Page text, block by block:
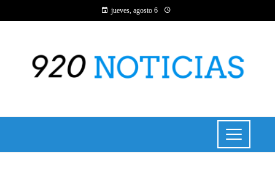
jueves, agosto 6